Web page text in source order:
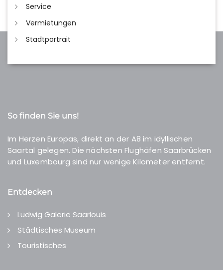
Service
Vermietungen
Stadtportrait
So finden Sie uns!
Im Herzen Europas, direkt an der A8 im idyllischen
Saartal gelegen. Die nächsten Flughäfen Saarbrücken
und Luxembourg sind nur wenige Kilometer entfernt.
Entdecken
Ludwig Galerie Saarlouis
Städtisches Museum
Touristisches